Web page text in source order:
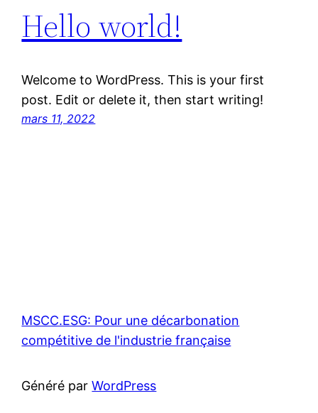
Hello world!
Welcome to WordPress. This is your first
post. Edit or delete it, then start writing!
mars 11, 2022
MSCC.ESG: Pour une décarbonation
compétitive de l'industrie française
Généré parWordPress